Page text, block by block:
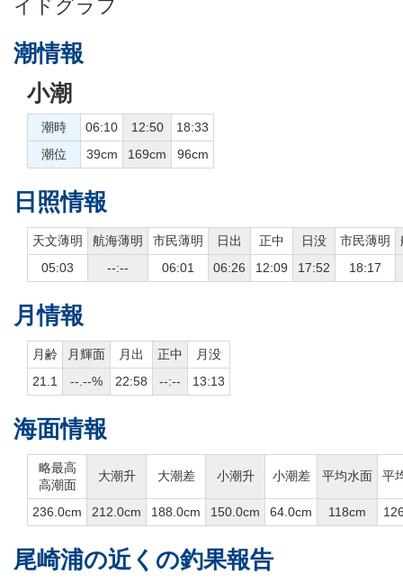
潮情報
小潮
潮時 06:10 12:50
18:33
潮位
39cm 169cm 96cm
日照情報
天文薄明 航海薄明 市民薄明 日出 正中 日没 市民薄明
05:03
--:-- 06:01 06:26 12:09 17:52 18:17
月情報
月齢 月輝面 月出 正中
月没
21.1
--.--% 22:58 --:-- 13:13
海面情報
略最高
高潮面
大潮升 大潮差 小潮升 小潮差 平均水面 平
236.0cm 212.0cm 188.0cm 150.0cm 64.0cm 118cm
尾崎浦の近くの釣果報告